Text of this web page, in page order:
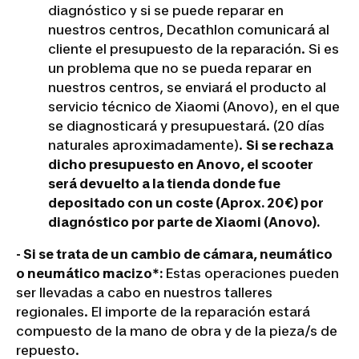
diagnóstico y si se puede reparar en
nuestros centros, Decathlon comunicará al
cliente el presupuesto de la reparación. Si es
un problema que no se pueda reparar en
nuestros centros, se enviará el producto al
servicio técnico de Xiaomi (Anovo), en el que
se diagnosticará y presupuestará. (20 días
naturales aproximadamente). Si se rechaza
dicho presupuesto en Anovo, el scooter
será devuelto a la tienda donde fue
depositado con un coste (Aprox. 20€) por
diagnóstico por parte de Xiaomi (Anovo).
- Si se trata de un cambio de cámara, neumático
o neumático macizo*: Estas operaciones pueden
ser llevadas a cabo en nuestros talleres
regionales. El importe de la reparación estará
compuesto de la mano de obra y de la pieza/s de
repuesto.